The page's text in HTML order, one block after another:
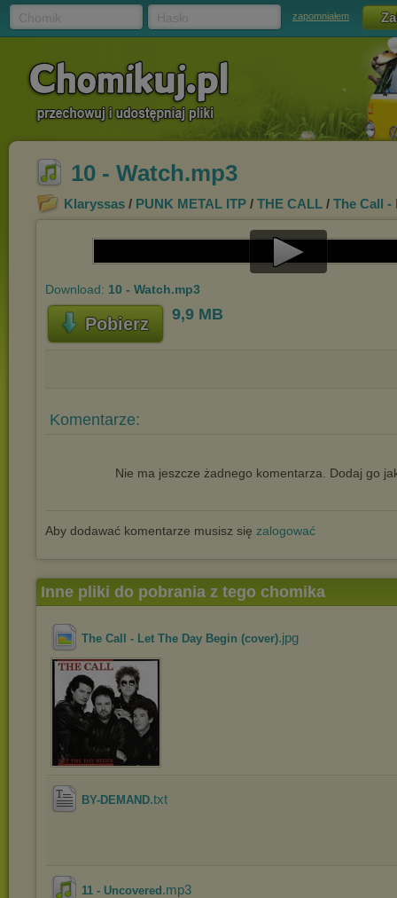
zapomniałem
10 - Watch.mp3
Klaryssas / PUNK METAL ITP / THE CALL / The Call -
Play
Download: 10 - Watch.mp3
Pobierz 9,9 MB
Komentarze:
Nie ma jeszcze żadnego komentarza. Dodaj go
Aby dodawać komentarze musisz się zalogować
Inne pliki do pobrania z tego chomika
The Call - Let The Day Begin (cover).jpg
BY-DEMAND.txt
11 - Uncovered .mp3